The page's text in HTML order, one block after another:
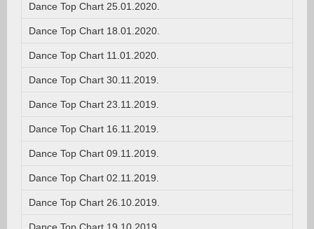
Dance Top Chart 25.01.2020.
Dance Top Chart 18.01.2020.
Dance Top Chart 11.01.2020.
Dance Top Chart 30.11.2019.
Dance Top Chart 23.11.2019.
Dance Top Chart 16.11.2019.
Dance Top Chart 09.11.2019.
Dance Top Chart 02.11.2019.
Dance Top Chart 26.10.2019.